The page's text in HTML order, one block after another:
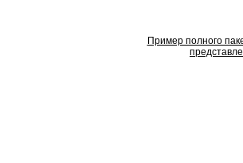
Пример полного